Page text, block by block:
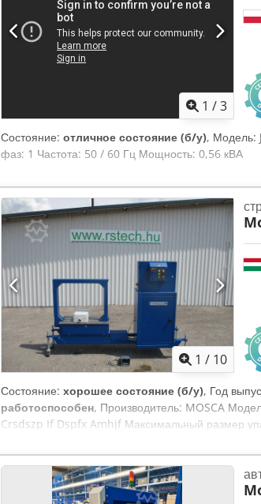
1 /3
Состояние: отличное состояние (б/у), Модель:
фаз: 1 Частота: 50 / 60 Гц Мощность: 0,56 кВА
1 / 10
Состояние: хорошее состояние (б/у), Год
работоспособен, Производитель: MOSCA
Crsdszp If Dspfx Amhjf Максимальный размер